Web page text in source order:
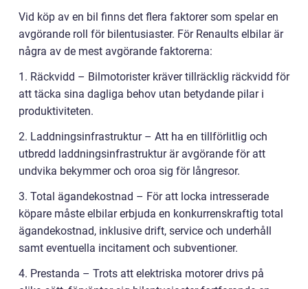
Vid köp av en bil finns det flera faktorer som spelar en
avgörande roll för bilentusiaster. För Renaults elbilar är
några av de mest avgörande faktorerna:
1. Räckvidd – Bilmotorister kräver tillräcklig räckvidd för
att täcka sina dagliga behov utan betydande pilar i
produktiviteten.
2. Laddningsinfrastruktur – Att ha en tillförlitlig och
utbredd laddningsinfrastruktur är avgörande för att
undvika bekymmer och oroa sig för långresor.
3. Total ägandekostnad – För att locka intresserade
köpare måste elbilar erbjuda en konkurrenskraftig total
ägandekostnad, inklusive drift, service och underhåll
samt eventuella incitament och subventioner.
4. Prestanda – Trots att elektriska motorer drivs på